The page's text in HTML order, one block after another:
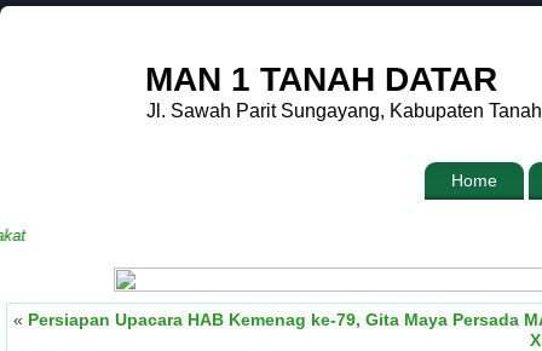
MAN 1 TANAH DATAR
Jl. Sawah Parit Sungayang, Kabupaten
Home
« Persiapan Upacara HAB Kemenag ke-79, Gita Maya Persada